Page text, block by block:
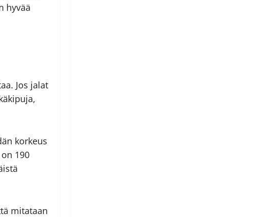
hyvää
Jos jalat
korkeus
190
mitataan